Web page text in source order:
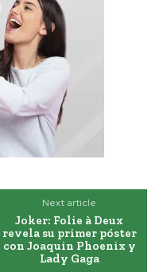
Next article
Joker: Folie à Deux
revela su primer póster
con Joaquin Phoenix y
Lady Gaga